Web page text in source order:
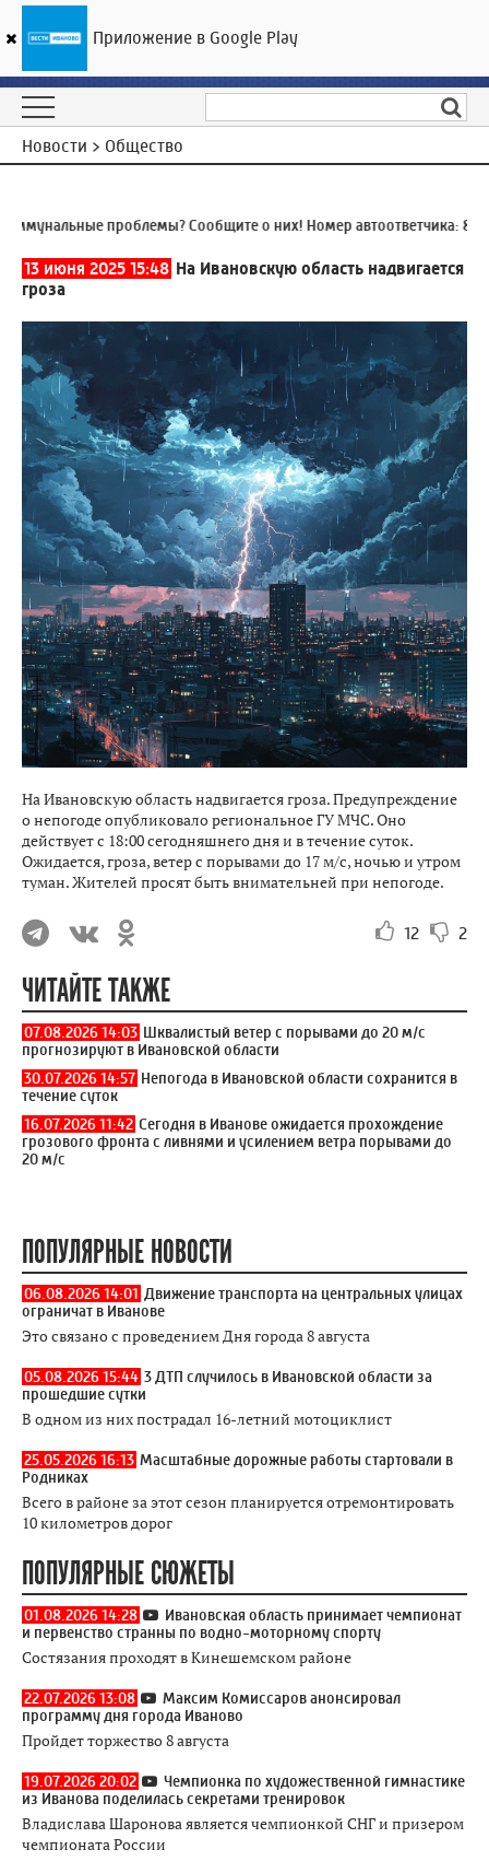
ГТРК «Ивтелерадио»
Новости > Общество
проблемы? Сообщите о них! Номер автоответчика:8
13 июня 2025 15:48 На Ивановскую область надвигается
гроза
На Ивановскую область надвигается гроза. Предупреждение
о непогоде опубликовало региональное ГУ МЧС. Оно
действует с 18:00 сегодняшнего дня и в течение суток.
Ожидается, гроза, ветер с порывами до 17 м/с, ночью и утром
туман. Жителей просят быть внимательней при непогоде.
12 2
ЧИТАЙТЕ ТАКЖЕ
07.08.2026 14:03 Шквалистый ветер с порывами до 20 м/с
прогнозируют в Ивановской области
30.07.2026 14:57 Непогода в Ивановской области сохранится в
течение суток
16.07.2026 11:42 Сегодня в Иванове ожидается прохождение
грозового фронта с ливнями и усилением ветра порывами до
20 м/с
ПОПУЛЯРНЫЕ НОВОСТИ
06.08.2026 14:01 Движение транспорта на центральных улицах
ограничат в Иванове
Это связано с проведением Дня города 8 августа
05.08.2026 15:44 3 ДТП случилось в Ивановской области за
прошедшие сутки
В одном из них пострадал 16-летний мотоциклист
25.05.2026 16:13 Масштабные дорожные работы стартовали в
Родниках
Всего в районе за этот сезон планируется отремонтировать
10 километров дорог
ПОПУЛЯРНЫЕ СЮЖЕТЫ
01.08.2026 14:28
Ивановская область принимает чемпионат
и первенство странны по водно-моторному спорту
Состязания проходят в Кинешемском районе
22.07.2026 13:08
Максим Комиссаров анонсировал
программу дня города Иваново
Пройдет торжество 8 августа
19.07.2026 20:02
Чемпионка по художественной гимнастике
из Иванова поделилась секретами тренировок
Владислава Шаронова является чемпионкой СНГ и призером
чемпионата России
Приложение в Google Play